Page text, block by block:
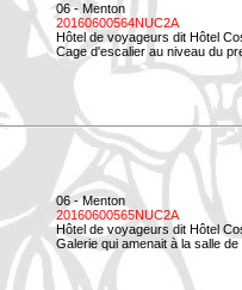
06 - Menton
20160600564NUC2A
Hôtel de voyageurs dit Hôtel
Cage d'escalier au niveau du
06 - Menton
20160600565NUC2A
Hôtel de voyageurs dit Hôtel
Galerie qui amenait à la salle